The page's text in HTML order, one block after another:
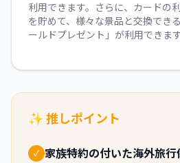
利用できます。さらに、カードの
を貯めて、様々な景品と交換でき
ールドプレゼント」が利用できます
✨ 推しポイント
✓ 家族特約の付いた海外旅